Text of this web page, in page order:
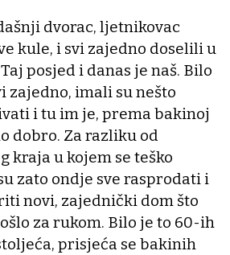
dvorac, ljetnikovac
kule, i svi zajedno doselili u
posjed i danas je naš. Bilo
zajedno, imali su nešto
i tu im je, prema bakinoj
dobro. Za razliku od
kraja u kojem se teško
zato ondje sve rasprodati i
novi, zajednički dom što
za rukom. Bilo je to 60-ih
prisjeća se bakinih